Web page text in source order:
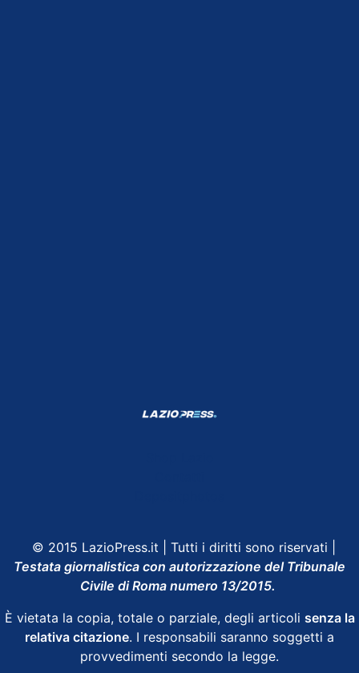
© 2015 LazioPress.it | Tutti i diritti sono riservati |
Testata giornalistica con autorizzazione del Tribunale
Civile di Roma numero 13/2015.
È vietata la copia, totale o parziale, degli articoli senza la
relativa citazione. I responsabili saranno soggetti a
provvedimenti secondo la legge.